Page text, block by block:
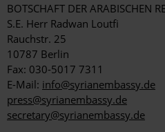
BOTSCHAFT DER ARABISCHEN
S.E. Herr Radwan Loutfi
Rauchstr. 25
10787 Berlin
Fax: 030-5017 7311
E-Mail: info@syrianembassy.de
press@syrianembassy.de
secretary@syrianembassy.de